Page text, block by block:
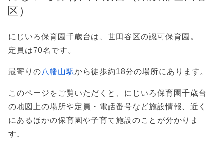
区）
にじいろ保育園千歳台は、世田谷区の認可保育園。
定員は70名です。
最寄りの八幡山駅から徒歩約18分の場所にあります。
このページをご覧いただくと、にじいろ保育園千歳台
の地図上の場所や定員・電話番号など施設情報、近く
にあるほかの保育園や子育て施設のことが分かりま
す。